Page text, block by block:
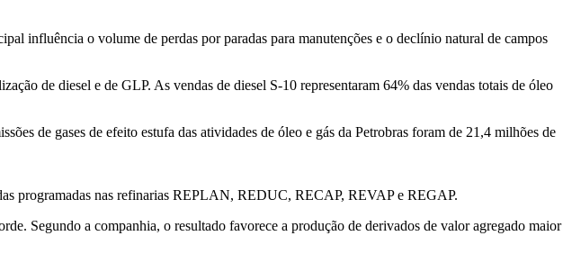
influência o volume de perdas por paradas para manutenções e o declínio natural de campos
de diesel e de GLP. As vendas de diesel S-10 representaram 64% das vendas totais de óleo
de gases de efeito estufa das atividades de óleo e gás da Petrobras foram de 21,4 milhões de
programadas nas refinarias REPLAN, REDUC, RECAP, REVAP e REGAP.
Segundo a companhia, o resultado favorece a produção de derivados de valor agregado maior